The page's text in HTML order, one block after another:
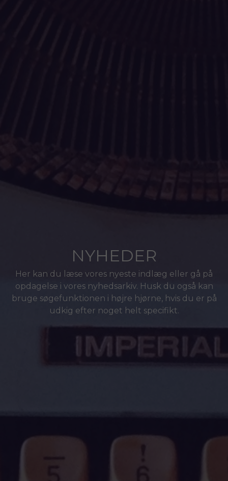
NYHEDER
Her kan du læse vores nyeste indlæg eller gå på
opdagelse i vores nyhedsarkiv. Husk du også kan
bruge søgefunktionen i højre hjørne, hvis du er på
udkig efter noget helt specifikt.